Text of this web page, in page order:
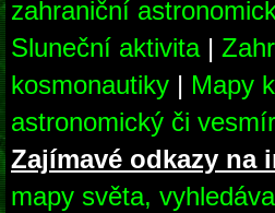
zahraniční
Sluneční aktivita|
kosmonautiky
Mapy
astronomický či
Zajímavé odkazy na
mapy světa,